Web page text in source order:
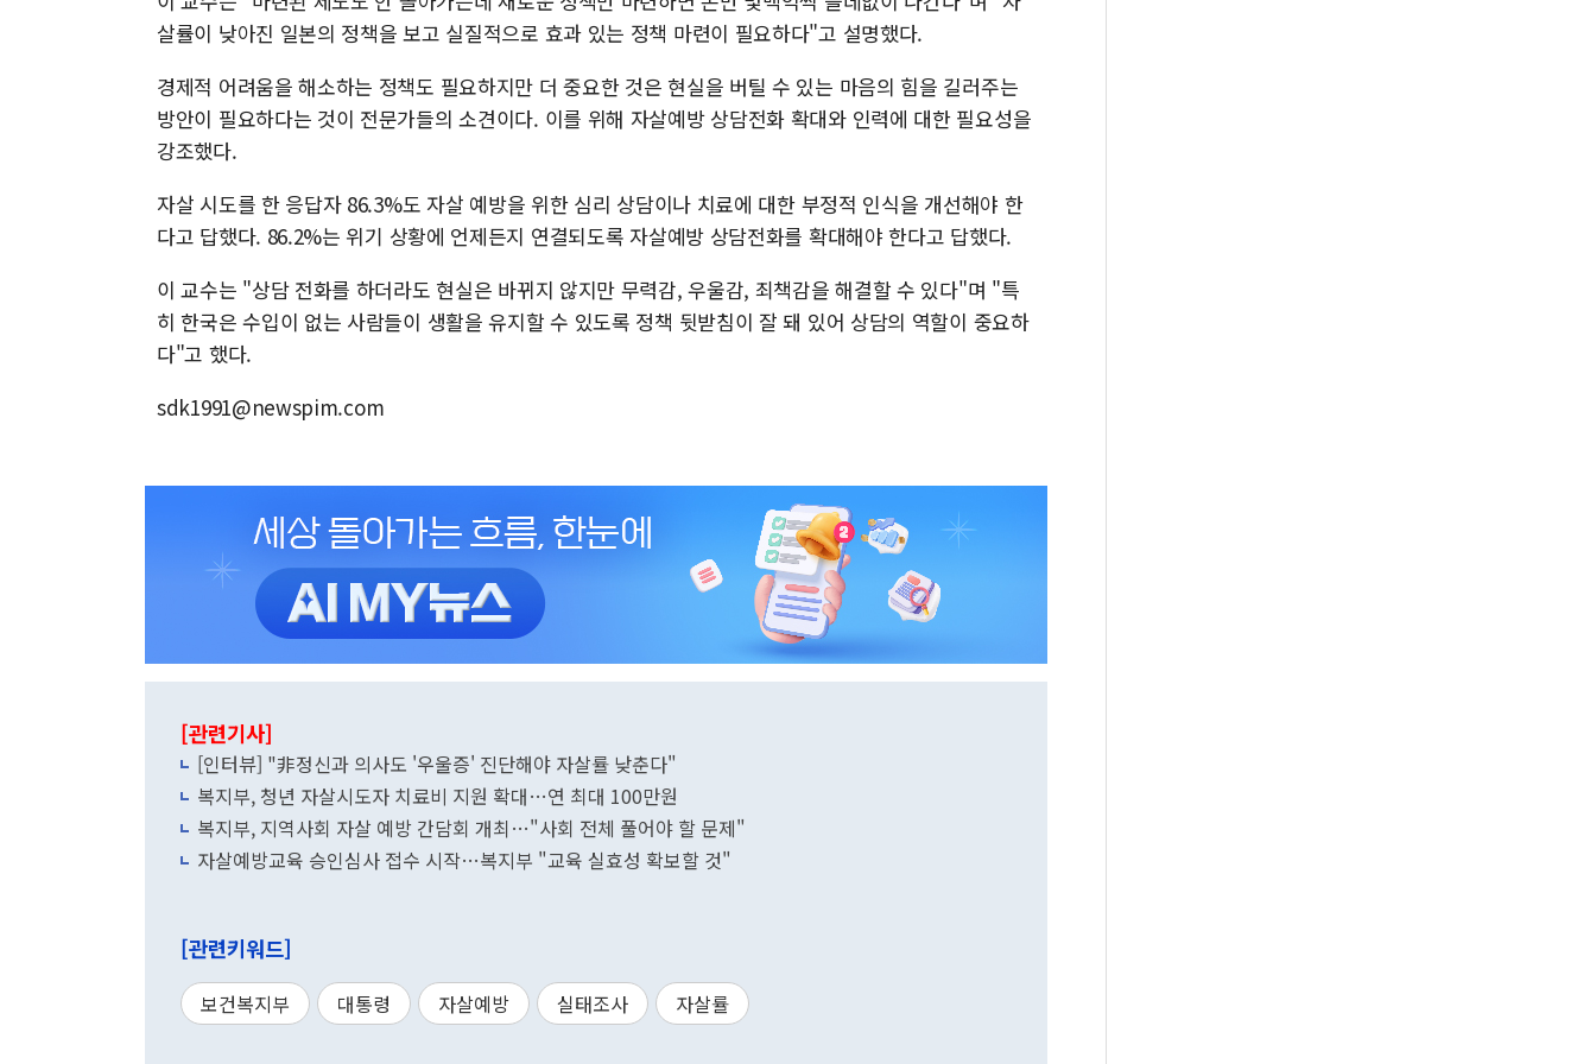
살률이 낮아진 일본의 정책을 보고 실질적으로 효과 있는 정책 마련이 필요하다"고 설명했다.
경제적 어려움을 해소하는 정책도 필요하지만 더 중요한 것은 현실을 버틸 수 있는 마음의 힘을 길러주는
방안이 필요하다는 것이 전문가들의 소견이다. 이를 위해 자살예방 상담전화 확대와 인력에 대한 필요성을
강조했다.
자살 시도를 한 응답자 86.3%도 자살 예방을 위한 심리 상담이나 치료에 대한 부정적 인식을 개선해야 한
다고 답했다. 86.2%는 위기 상황에 언제든지 연결되도록 자살예방 상담전화를 확대해야 한다고 답했다.
이 교수는 "상담 전화를 하더라도 현실은 바뀌지 않지만 무력감, 우울감, 죄책감을 해결할 수 있다"며 "특
히 한국은 수입이 없는 사람들이 생활을 유지할 수 있도록 정책 뒷받침이 잘 돼 있어 상담의 역할이 중요하
다"고 했다.
sdk1991@newspim.com
[관련기사]
[인터뷰] "非정신과 의사도 '우울증' 진단해야 자살률 낮춘다"
복지부, 청년 자살시도자 치료비 지원 확대…연 최대 100만원
복지부, 지역사회 자살 예방 간담회 개최…"사회 전체 풀어야 할 문제"
자살예방교육 승인심사 접수 시작…복지부 "교육 실효성 확보할 것"
[관련키워드]
보건복지부 대통령 자살예방 실태조사 자살률